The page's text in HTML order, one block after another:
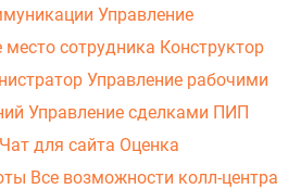
Управление
место сотрудника Конструктор
Управление рабочими
Управление сделками ПИП
Чат для сайта Оценка
Все возможности колл-центра